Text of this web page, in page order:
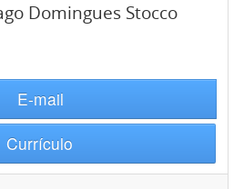
Domingues Stocco
E-mail
Currículo